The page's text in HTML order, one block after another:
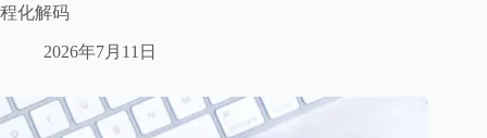
程化解码
2026年7月11日